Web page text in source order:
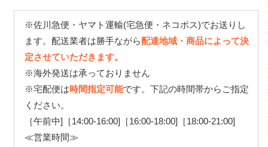
※佐川急便・ヤマト運輸(宅急便・ネコポス)でお送りし
ます。配送業者は勝手ながら配達地域・商品によって決
定させていただきます。
※海外発送は承っておりません
※宅配便は時間指定可能です。下記の時間帯からご指定
ください。
［午前中]［14:00-16:00]［16:00-18:00]［18:00-21:00]
≪営業時間≫